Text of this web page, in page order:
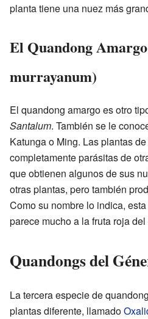
planta tiene una nuez más
El Quandong
murrayanum)
El quandong amargo es otro
Santalum. También se le
Katunga o Ming. Las plantas
completamente parásitas de
que obtienen algunos de sus
otras plantas, pero también
Como su nombre lo indica,
parece mucho a la fruta roja
Quandongs del
La tercera especie de
plantas diferente, llamado